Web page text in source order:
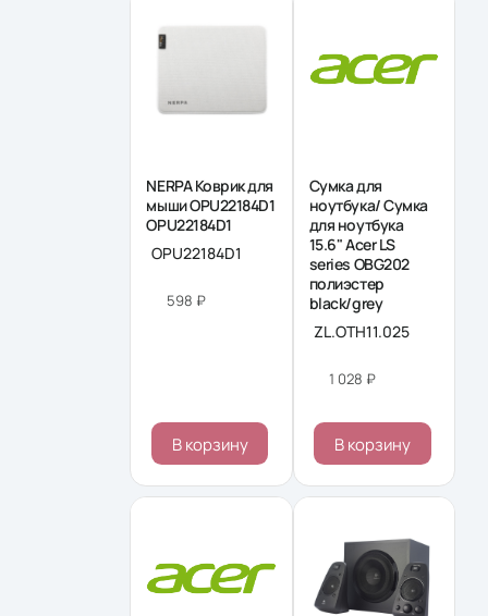
NERPA Коврик для
мыши OPU22184D1
OPU22184D1
OPU22184D1
598 ₽
В корзину
Сумка для
ноутбука/ Сумка
для ноутбука
15.6" Acer LS
series OBG202
полиэстер
black/grey
ZL.OTH11.025
1 028 ₽
В корзину